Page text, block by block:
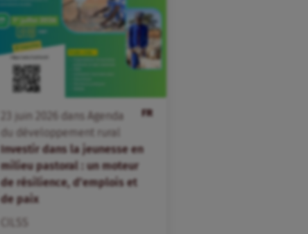
FR
juin dans
Agenda
du développement rural
Investir dans la jeunesse en
milieu pastoral : un moteur
de résilience, d’emplois et
de paix